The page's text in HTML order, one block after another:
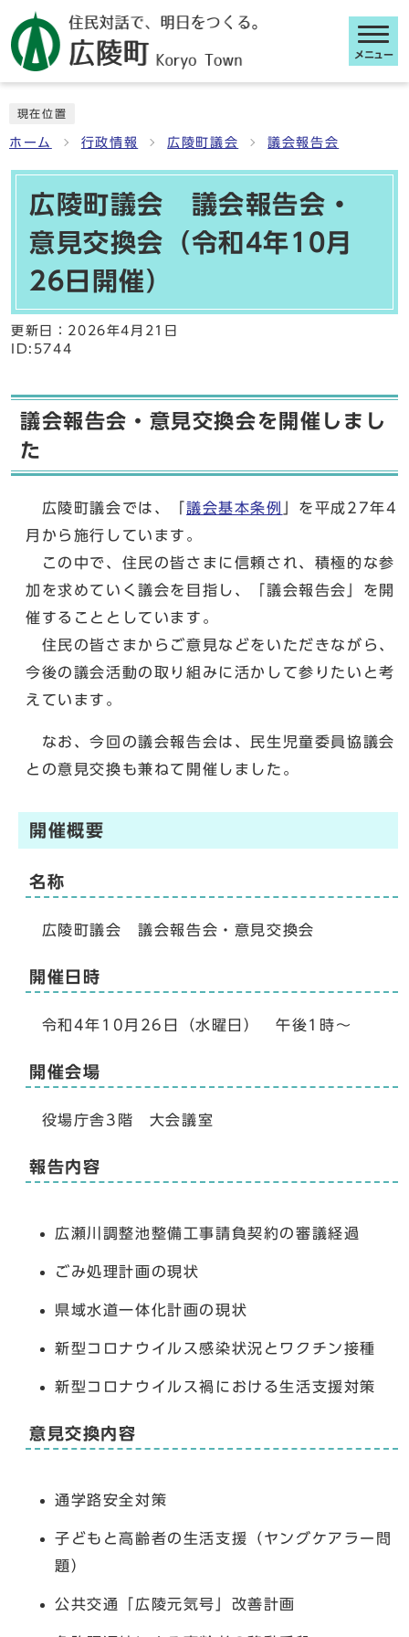
メニュー
現在位置
ホーム 行政情報 広陵町議会 議会報告会
広陵町議会 議会報告会・
意見交換会（令和4年10月
26日開催）
更新日： 2026年4月21日
ID:5744
議会報告会・意見交換会を開催しまし
た
広陵町議会では、「 議会基本条例
」を平成27年4
月から施行しています。
この中で、住民の皆さまに信頼され、積極的な参
加を求めていく議会を目指し、「議会報告会」を開
催することとしています。
住民の皆さまからご意見などをいただきながら、
今後の議会活動の取り組みに活かして参りたいと考
えています。
なお、今回の議会報告会は、民生児童委員協議会
との意見交換も兼ねて開催しました。
開催概要
名称
広陵町議会 議会報告会・意見交換会
開催日時
令和4年10月26日（水曜日） 午後1時～
開催会場
役場庁舎3階 大会議室
報告内容
広瀬川調整池整備工事請負契約の審議経過
ごみ処理計画の現状
県域水道一体化計画の現状
新型コロナウイルス感染状況とワクチン接種
新型コロナウイルス禍における生活支援対策
意見交換内容
通学路安全対策
子どもと高齢者の生活支援（ヤングケアラー問
題）
公共交通「広陵元気号」改善計画